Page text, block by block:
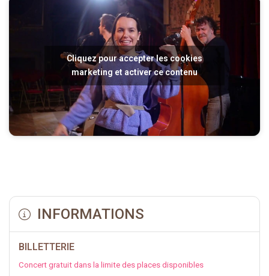
Cliquez pour accepter les cookies
marketing et activer ce contenu
INFORMATIONS
BILLETTERIE
Concert gratuit dans la limite des places disponibles